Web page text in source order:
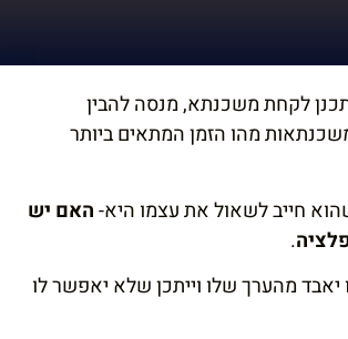
לאפס
את
האפשרויות
לקחת משכנתא, מנסה להבין
מהו הזמן המתאים ביותר
חייב לשאול את עצמו היא-האם יש
.
יאבד מהערך שלו וייתכן שלא יאפשר לו